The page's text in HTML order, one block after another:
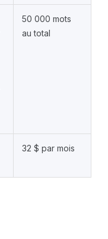
50 000 mots
au total
32 $ par mois